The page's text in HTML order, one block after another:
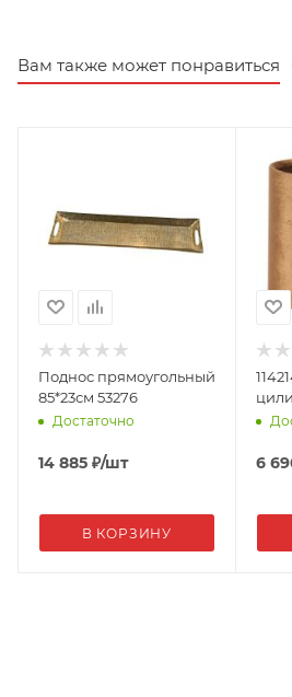
Вам также может понравиться
Поднос прямоугольный
85*23см 53276
Достаточно
14 885 ₽/шт
В КОРЗИНУ
6